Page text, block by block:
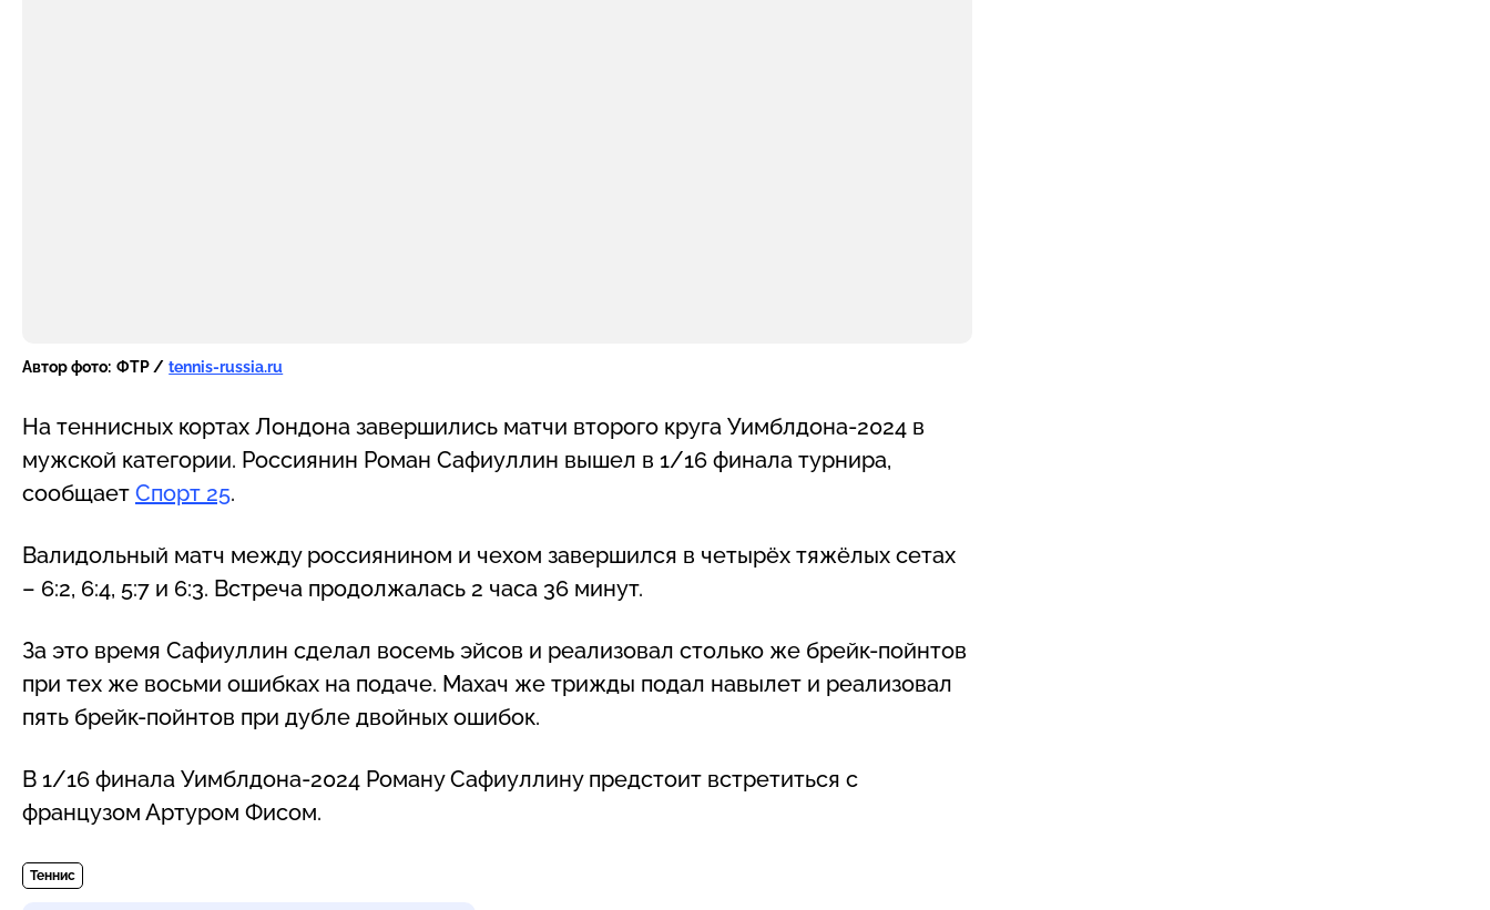
Автор фото: ФТР / tennis-russia.ru
На теннисных кортах Лондона завершились матчи второго круга Уимблдона-2024 в
мужской категории. Россиянин Роман Сафиуллин вышел в 1/16 финала турнира,
сообщает Спорт 25.
Валидольный матч между россиянином и чехом завершился в четырёх тяжёлых сетах
– 6:2, 6:4, 5:7 и 6:3. Встреча продолжалась 2 часа 36 минут.
За это время Сафиуллин сделал восемь эйсов и реализовал столько же брейк-пойнтов
при тех же восьми ошибках на подаче. Махач же трижды подал навылет и реализовал
пять брейк-пойнтов при дубле двойных ошибок.
В 1/16 финала Уимблдона-2024 Роману Сафиуллину предстоит встретиться с
французом Артуром Фисом.
Теннис